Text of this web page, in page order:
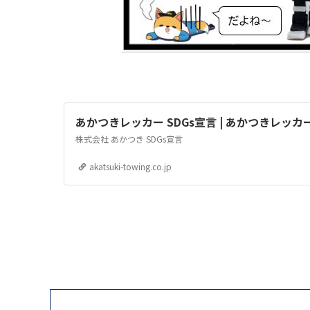
あかつきレッカー SDGs宣言 | あかつきレッカ
株式会社 あかつき SDGs宣言
akatsuki-towing.co.jp